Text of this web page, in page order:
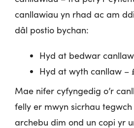
canllawiau yn rhad ac am
dâl postio bychan:
Hyd at bedwar
Hyd at wyth canllaw –
Mae nifer cyfyngedig o’r
felly er mwyn sicrhau
archebu dim ond un copi yr